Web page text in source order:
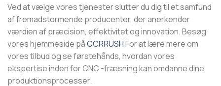
Ved at vælge vores tjenester slutter du dig til et samfund
af fremadstormende producenter, der anerkender
værdien af ​​præcision, effektivitet og innovation. Besøg
vores hjemmeside påCCRRUSHFor at lære mere om
vores tilbud og se førstehånds, hvordan vores
ekspertise inden for CNC -fræsning kan omdanne dine
produktionsprocesser.